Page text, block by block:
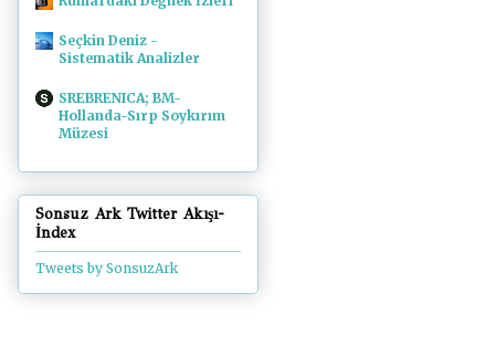
Seçkin Deniz -
Sistematik Analizler
SREBRENICA; BM-
Hollanda-Sırp Soykırım
Müzesi
Sonsuz Ark Twitter Akışı-
İndex
Tweets by SonsuzArk